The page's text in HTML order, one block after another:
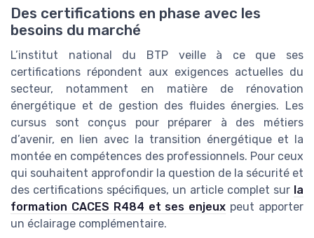
Des certifications en phase avec les
besoins du marché
L’institut national du BTP veille à ce que ses
certifications répondent aux exigences actuelles du
secteur, notamment en matière de rénovation
énergétique et de gestion des fluides énergies. Les
cursus sont conçus pour préparer à des métiers
d’avenir, en lien avec la transition énergétique et la
montée en compétences des professionnels. Pour ceux
qui souhaitent approfondir la question de la sécurité et
des certifications spécifiques, un article complet sur la
formation CACES R484 et ses enjeux peut apporter
un éclairage complémentaire.